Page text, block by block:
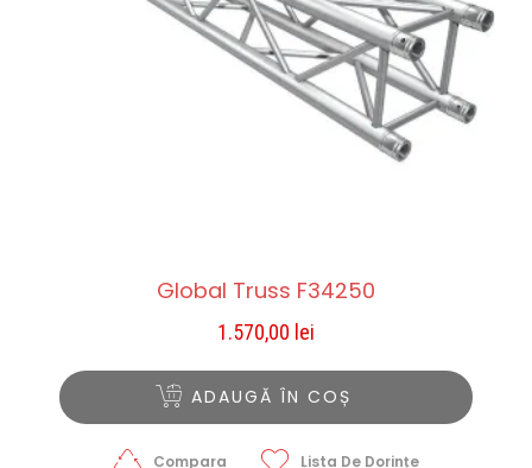
Global Truss F34250
1.570,00 lei
ADAUGĂ ÎN COȘ
Compara Lista De Dorințe